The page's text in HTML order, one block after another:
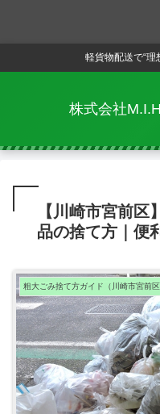
軽貨物配送で“理
株式会社
【川崎市宮前区
品の捨て方｜便
粗大ごみ捨て方ガイド（川崎市宮前区